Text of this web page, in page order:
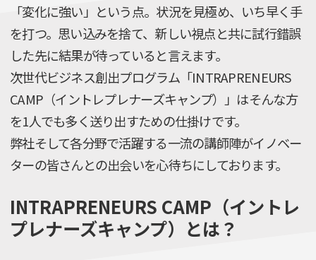
「変化に強い」という点。状況を見極め、いち早く手
を打つ。思い込みを捨て、新しい視点と共に試行錯誤
した先に結果が待っていると言えます。
次世代ビジネス創出プログラム「INTRAPRENEURS
CAMP（イントレプレナーズキャンプ）」はそんな方
を1人でも多く送り出すための仕掛けです。
弊社そして各分野で活躍する一流の講師陣がイノベー
ターの皆さんとの出会いを心待ちにしております。
INTRAPRENEURS CAMP（イントレ
プレナーズキャンプ）とは？